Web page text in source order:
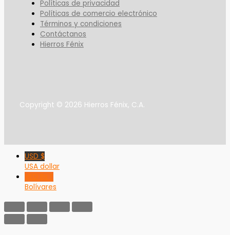
Políticas de privacidad
Políticas de comercio electrónico
Términos y condiciones
Contáctanos
Hierros Fénix
Copyright © 2026 Hierros Fénix, C.A.
USD $
USA dollar
VED Bs F
Bolívares